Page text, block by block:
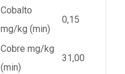
Cobalto
mg/kg (min)
0,15
Cobre mg/kg
(min)
31,00